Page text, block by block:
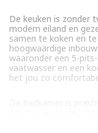
De keuken is zonder
modern eiland en
samen te koken en
hoogwaardige
waaronder een 5-
vaatwasser en een
het jou zo